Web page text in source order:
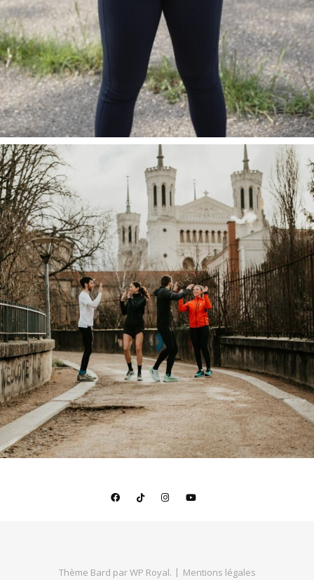
Tu souha
Thème Bard parWP Royal. Mentions légales